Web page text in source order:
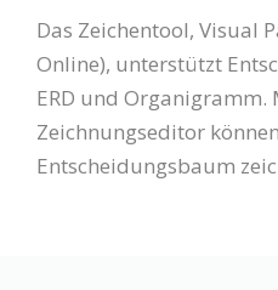
Das Zeichentool, Visual
Online), unterstützt
ERD und
Zeichnungseditor
Entscheidungsbaum